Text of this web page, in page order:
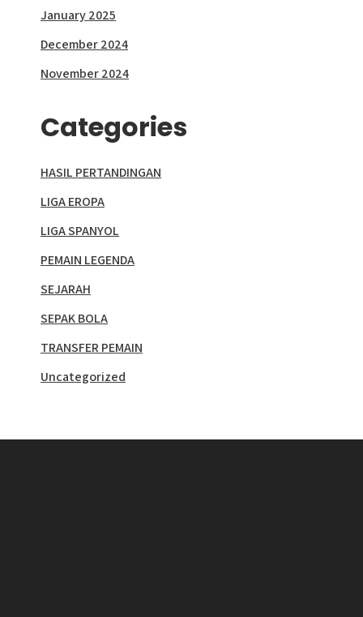
January 2025
December 2024
November 2024
Categories
HASIL PERTANDINGAN
LIGA EROPA
LIGA SPANYOL
PEMAIN LEGENDA
SEJARAH
SEPAK BOLA
TRANSFER PEMAIN
Uncategorized